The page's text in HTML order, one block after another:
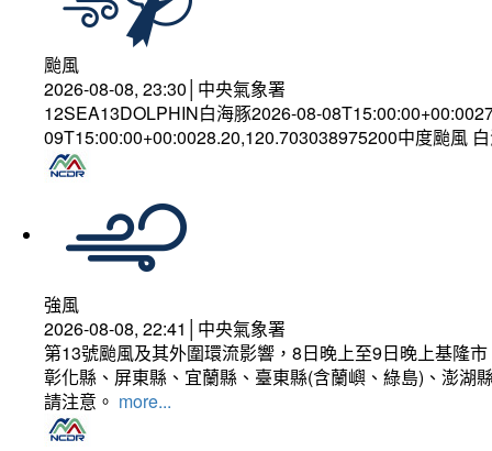
颱風
2026-08-08, 23:30│中央氣象署
12SEA13DOLPHIN白海豚2026-08-
09T15:00:00+00:0028.20,120.703038975200中度颱風
強風
2026-08-08, 22:41│中央氣象署
第13號颱風及其外圍環流影響，8日晚上至9日晚上基隆
彰化縣、屏東縣、宜蘭縣、臺東縣(含蘭嶼、綠島)、澎湖
請注意。 more...